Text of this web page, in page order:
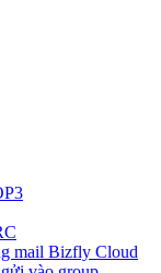
mail Bizfly Cloud